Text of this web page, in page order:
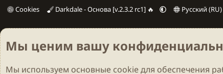
Cookies Darkdale - Основа [v.2.3.2 rc1] 🔥 Русский (RU)
Мы ценим вашу
Мы используем основные cookieдля обеспечения